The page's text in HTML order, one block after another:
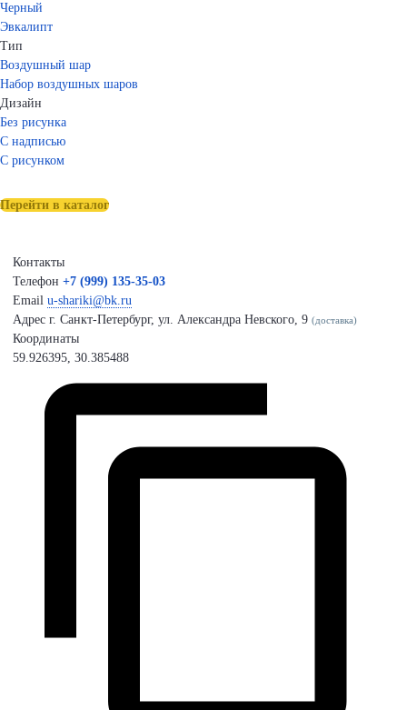
Черный
Эвкалипт
Тип
Воздушный шар
Набор воздушных шаров
Дизайн
Без рисунка
С надписью
С рисунком
Перейти в каталог
Контакты
Телефон +7 (999) 135-35-03
Email u-shariki@bk.ru
Адрес г. Санкт-Петербург, ул. Александра Невского, 9 (доставка)
Координаты
59.926395, 30.385488